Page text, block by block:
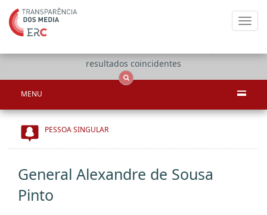
resultados coincidentes
MENU
PESSOA SINGULAR
General Alexandre de Sousa
Pinto